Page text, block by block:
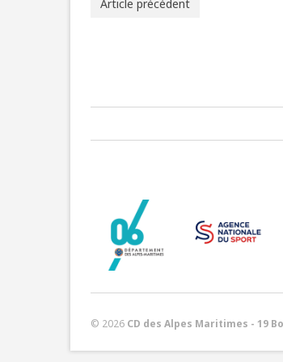
Article précédent
© 2026 CD des Alpes Maritimes - 19